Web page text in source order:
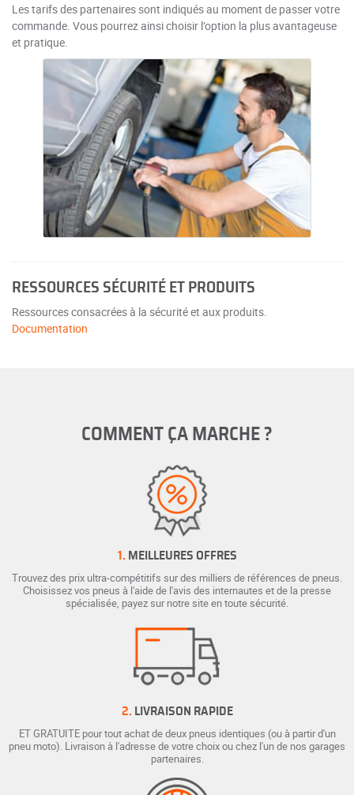
Les tarifs des partenaires sont indiqués au moment de passer votre
commande. Vous pourrez ainsi choisir l’option la plus avantageuse
et pratique.
RESSOURCES SÉCURITÉ ET PRODUITS
Ressources consacrées à la sécurité et aux produits.
Documentation
COMMENT ÇA MARCHE ?
1. MEILLEURES OFFRES
Trouvez des prix ultra-compétitifs sur des milliers de références de pneus.
Choisissez vos pneus à l'aide de l'avis des internautes et de la presse
spécialisée, payez sur notre site en toute sécurité.
2. LIVRAISON RAPIDE
ET GRATUITE pour tout achat de deux pneus identiques (ou à partir d'un
pneu moto). Livraison à l'adresse de votre choix ou chez l'un de nos garages
partenaires.